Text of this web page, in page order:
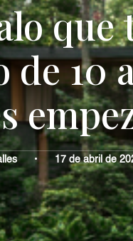
que
de 10
• 17 de abril de